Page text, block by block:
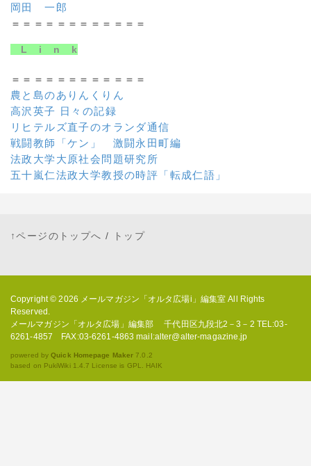
岡田 一郎
＝＝＝＝＝＝＝＝＝＝＝＝
L i n k
＝＝＝＝＝＝＝＝＝＝＝＝
農と島のありんくりん
高沢英子 日々の記録
リヒテルズ直子のオランダ通信
戦闘教師「ケン」 激闘永田町編
法政大学大原社会問題研究所
五十嵐仁法政大学教授の時評「転成仁語」
↑ページのトップへ / トップ
Copyright © 2026 メールマガジン「オルタ広場i」編集室 All Rights
Reserved.
メールマガジン「オルタ広場」編集部 千代田区九段北2－3－2 TEL:03-
6261-4857 FAX:03-6261-4863 mail:alter@alter-magazine.jp
powered byQuick Homepage Maker 7.0.2
based on PukiWiki 1.4.7 License is GPL. HAIK